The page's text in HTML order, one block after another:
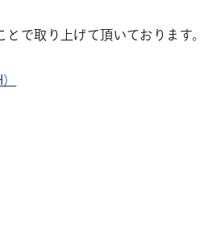
で取り上げて頂いております。